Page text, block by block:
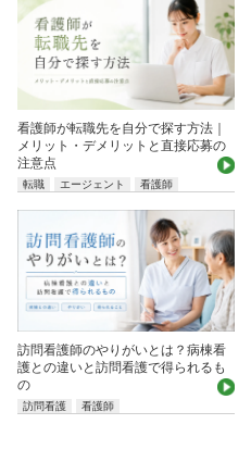
看護師が転職先を自分で探す方法｜
メリット・デメリットと直接応募の
注意点
転職 エージェント 看護師
訪問看護師のやりがいとは？病棟看
護との違いと訪問看護で得られるも
の
訪問看護 看護師